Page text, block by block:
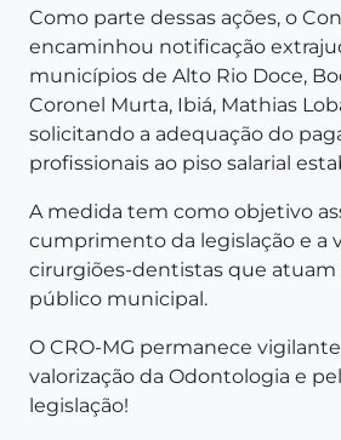
Como parte dessas ações, o
encaminhou notificação
municípios de Alto Rio Doce,
Coronel Murta, Ibiá, Mathias
solicitando a adequação do
profissionais ao piso salarial
A medida tem como objetivo
cumprimento da legislação e a
cirurgiões-dentistas que atuam
público municipal.
O CRO-MG permanece
valorização da Odontologia e
legislação!